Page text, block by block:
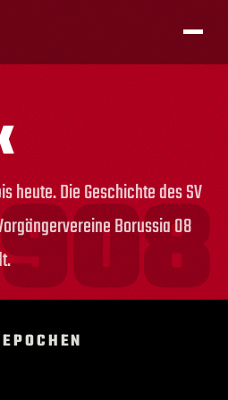
heute. Die Geschichte des SV
Borussia 08
EPOCHEN